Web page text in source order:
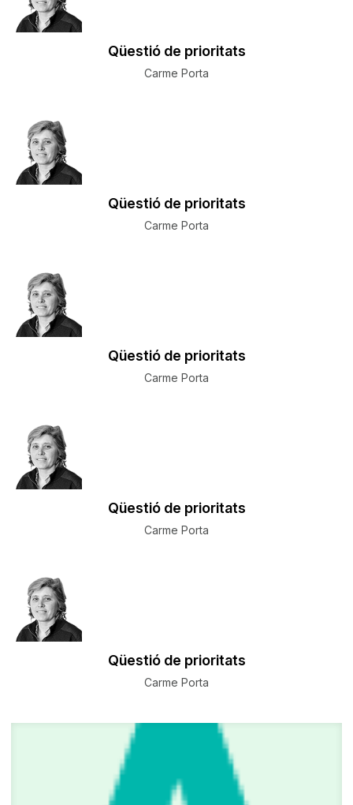
Qüestió de prioritats
Carme Porta
Qüestió de prioritats
Carme Porta
Qüestió de prioritats
Carme Porta
Qüestió de prioritats
Carme Porta
Qüestió de prioritats
Carme Porta